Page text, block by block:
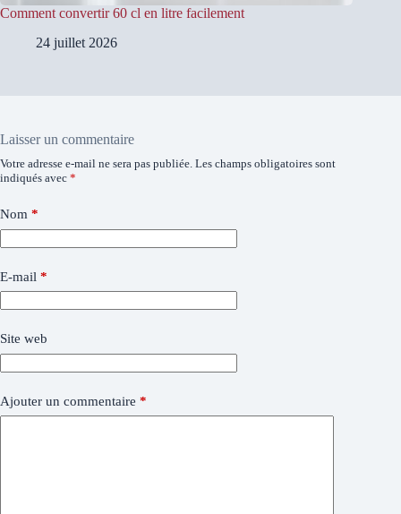
Comment convertir 60 cl en litre facilement
24 juillet 2026
Laisser un commentaire
Votre adresse e-mail ne sera pas publiée. Les champs obligatoires sont
indiqués avec *
Nom *
E-mail *
Site web
Ajouter un commentaire *